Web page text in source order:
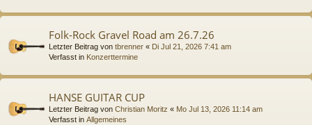
Folk-Rock Gravel Road am 26.7.26
Letzter Beitrag von tbrenner « Di Jul 21, 2026 7:41 am
Verfasst in Konzerttermine
HANSE GUITAR CUP
Letzter Beitrag von Christian Moritz « Mo Jul 13, 2026 11:14 am
Verfasst in Allgemeines